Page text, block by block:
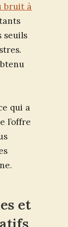
bruit à
seuils
qui a
l’offre
et